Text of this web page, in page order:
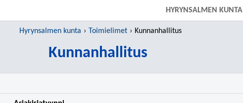
HYRYNSALMEN KUNTA
Hyrynsalmen kunta Toimielimet Kunnanhallitus
Kunnanhallitus